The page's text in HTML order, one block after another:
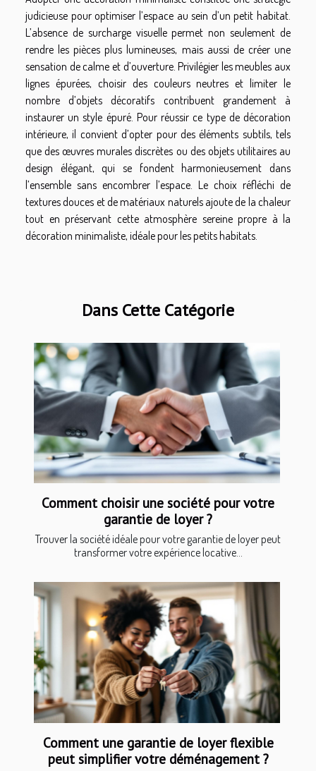
judicieuse pour optimiser l’espace au sein d’un petit habitat.
L’absence de surcharge visuelle permet non seulement de
rendre les pièces plus lumineuses, mais aussi de créer une
sensation de calme et d’ouverture. Privilégier les meubles aux
lignes épurées, choisir des couleurs neutres et limiter le
nombre d’objets décoratifs contribuent grandement à
instaurer un style épuré. Pour réussir ce type de décoration
intérieure, il convient d’opter pour des éléments subtils, tels
que des œuvres murales discrètes ou des objets utilitaires au
design élégant, qui se fondent harmonieusement dans
l’ensemble sans encombrer l’espace. Le choix réfléchi de
textures douces et de matériaux naturels ajoute de la chaleur
tout en préservant cette atmosphère sereine propre à la
décoration minimaliste, idéale pour les petits habitats.
Dans Cette Catégorie
Comment choisir une société pour votre
garantie de loyer ?
Trouver la société idéale pour votre garantie de loyer peut
transformer votre expérience locative...
Comment une garantie de loyer flexible
peut simplifier votre déménagement ?